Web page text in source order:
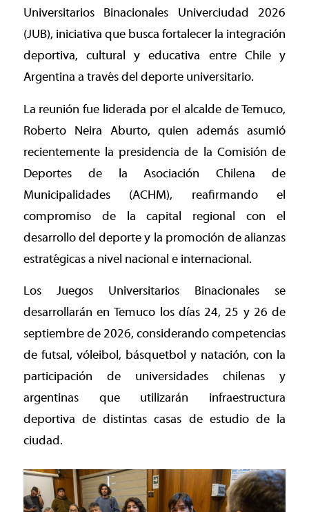
Universitarios Binacionales Univerciudad 2026
(JUB), iniciativa que busca fortalecer la integración
deportiva, cultural y educativa entre Chile y
Argentina a través del deporte universitario.
La reunión fue liderada por el alcalde de Temuco,
Roberto Neira Aburto, quien además asumió
recientemente la presidencia de la Comisión de
Deportes de la Asociación Chilena de
Municipalidades (ACHM), reafirmando el
compromiso de la capital regional con el
desarrollo del deporte y la promoción de alianzas
estratégicas a nivel nacional e internacional.
Los Juegos Universitarios Binacionales se
desarrollarán en Temuco los días 24, 25 y 26 de
septiembre de 2026, considerando competencias
de futsal, vóleibol, básquetbol y natación, con la
participación de universidades chilenas y
argentinas que utilizarán infraestructura
deportiva de distintas casas de estudio de la
ciudad.